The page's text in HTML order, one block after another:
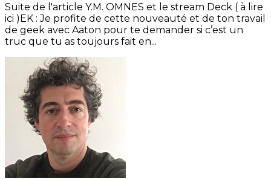
Suite de l'article Y.M. OMNES et le stream Deck ( à lire
ici )EK : Je profite de cette nouveauté et de ton travail
de geek avec Aaton pour te demander si c’est un
truc que tu as toujours fait en...